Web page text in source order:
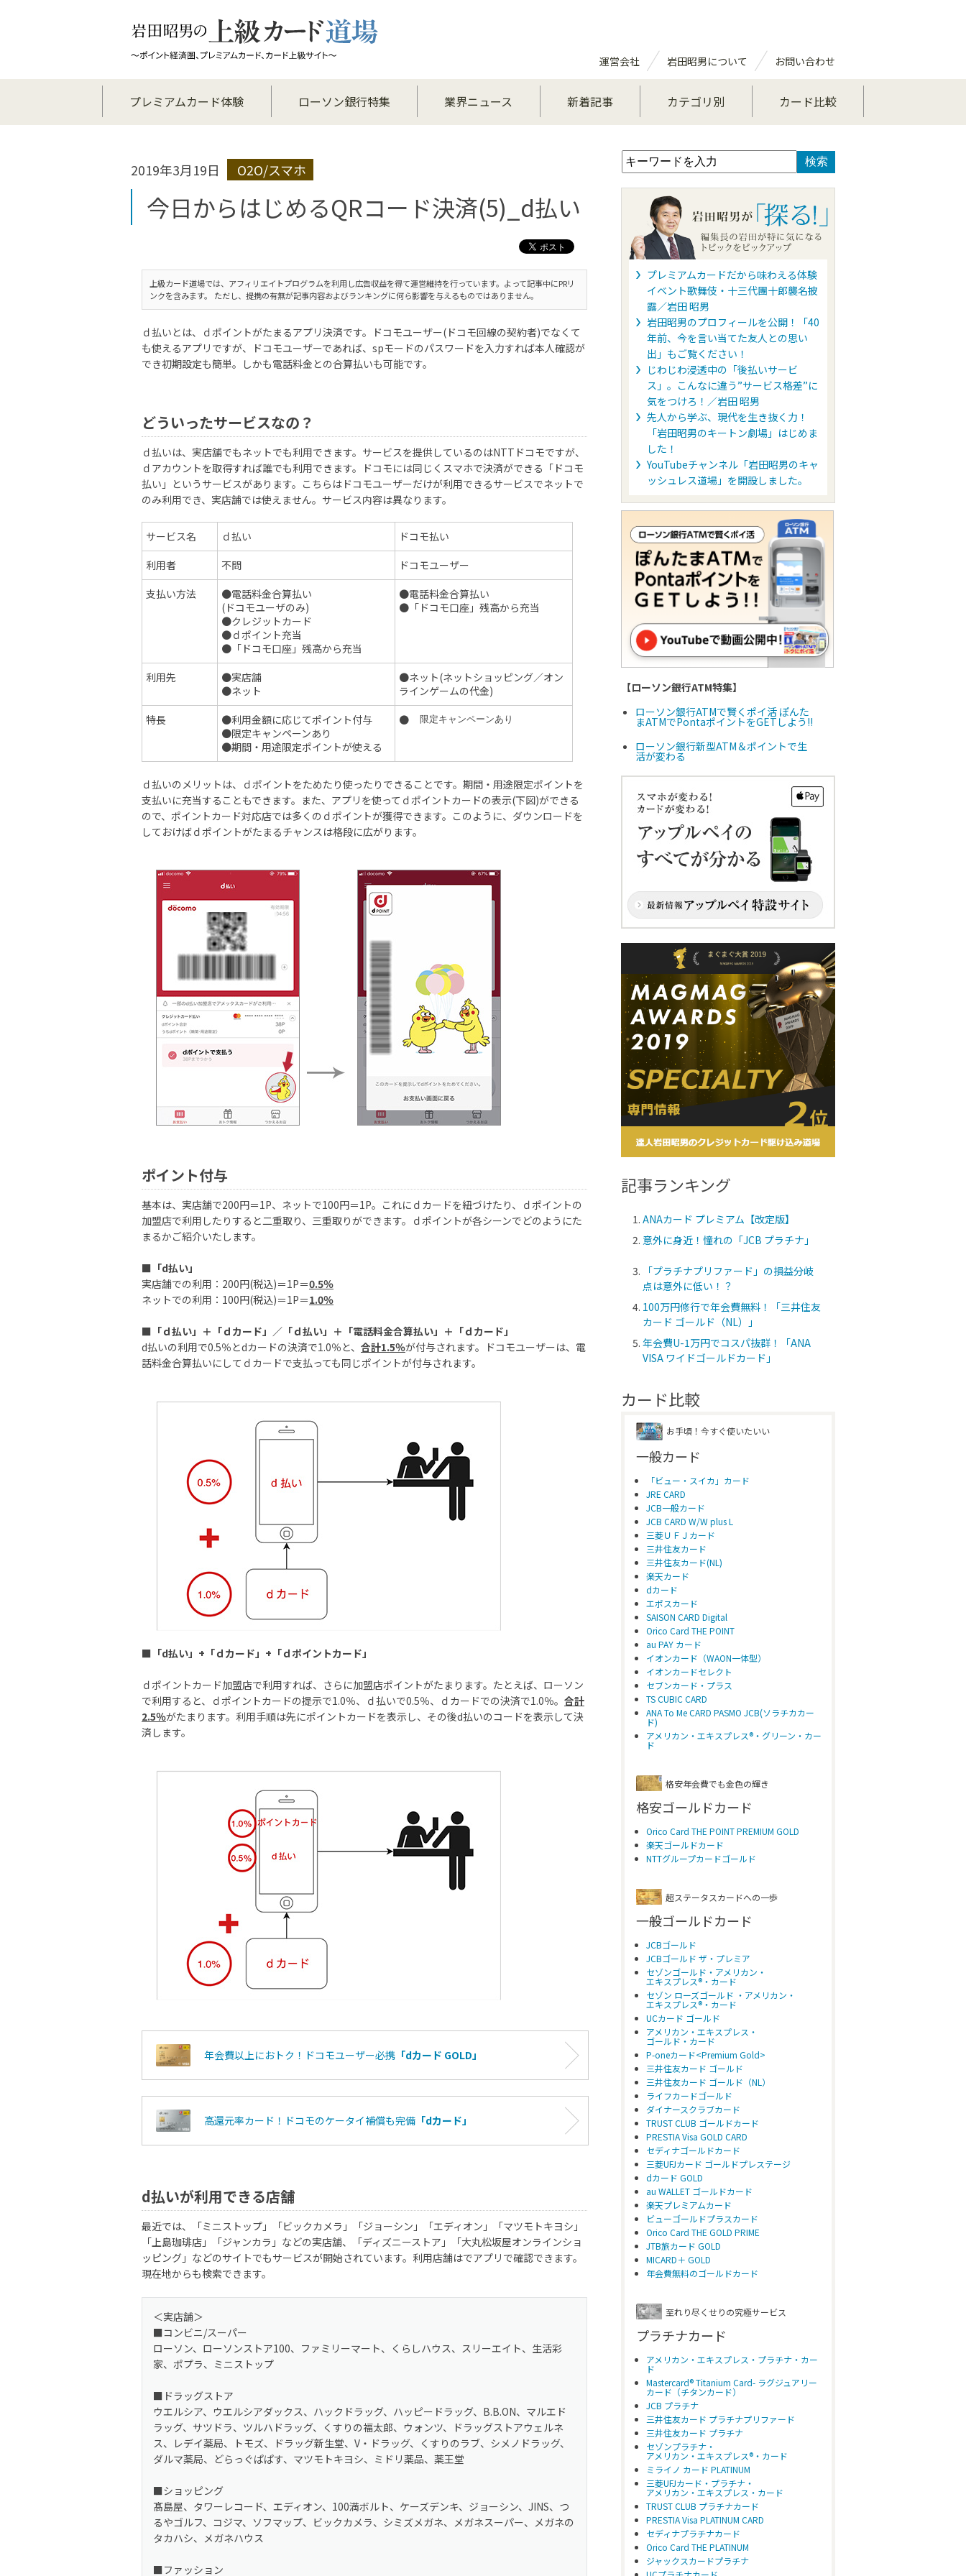
運営会社 岩田昭男について お問い合わせ
プレミアムカード体験 ローソン銀行特集 業界ニュース 新着記事 カテゴリ別 カード比較
2019年3月19日 O2O/スマホ
今日からはじめるQRコード決済(5)_d払い
上級カード道場では、アフィリエイトプログラムを利用し広告収益を得て運営維持を行っています。よって記事中にPRリ
ンクを含みます。 ただし、提携の有無が記事内容およびランキングに何ら影響を与えるものではありません。
ｄ払いとは、ｄポイントがたまるアプリ決済です。ドコモユーザー(ドコモ回線の契約者)でなくて
も使えるアプリですが、ドコモユーザーであれば、spモードのパスワードを入力すれば本人確認が
でき初期設定も簡単。しかも電話料金との合算払いも可能です。
どういったサービスなの？
ｄ払いは、実店舗でもネットでも利用できます。サービスを提供しているのはNTTドコモですが、
ｄアカウントを取得すれば誰でも利用できます。ドコモには同じくスマホで決済ができる「ドコモ
払い」というサービスがあります。こちらはドコモユーザーだけが利用できるサービスでネットで
のみ利用でき、実店舗では使えません。サービス内容は異なります。
サービス名 ｄ払い
ドコモ払い
利用者
不問
ドコモユーザー
支払い方法
●電話料金合算払い
(ドコモユーザのみ)
●クレジットカード
●ｄポイント充当
●「ドコモ口座」残高から充当
●電話料金合算払い
●「ドコモ口座」残高から充当
利用先
●実店舗
●ネット
●ネット(ネットショッピング／オン
ラインゲームの代金)
特長
●利用金額に応じてポイント付与
●限定キャンペーンあり
●期間・用途限定ポイントが使える
● 限定キャンペーンあり
ｄ払いのメリットは、ｄポイントをためたり使ったりできることです。期間・用途限定ポイントを
支払いに充当することもできます。また、アプリを使ってｄポイントカードの表示(下図)ができる
ので、ポイントカード対応店では多くのｄポイントが獲得できます。このように、ダウンロードを
しておけばｄポイントがたまるチャンスは格段に広がります。
ポイント付与
基本は、実店舗で200円＝1P、ネットで100円＝1P。これにｄカードを紐づけたり、ｄポイントの
加盟店で利用したりすると二重取り、三重取りができます。ｄポイントが各シーンでどのようにた
まるかご紹介いたします。
■ 「d払い」
実店舗での利用：200円(税込)＝1P＝0.5％
ネットでの利用：100円(税込)＝1P＝1.0％
■ 「ｄ払い」＋「ｄカード」／「ｄ払い」＋「電話料金合算払い」＋「ｄカード」
d払いの利用で0.5％とdカードの決済で1.0％と、 合計1.5％が付与されます。ドコモユーザーは、電
話料金合算払いにしてｄカードで支払っても同じポイントが付与されます。
■ 「d払い」+「ｄカード」+「ｄポイントカード」
ｄポイントカード加盟店で利用すれば、さらに加盟店ポイントがたまります。たとえば、ローソン
で利用すると、ｄポイントカードの提示で1.0％、ｄ払いで0.5％、ｄカードでの決済で1.0％。 合計
2.5％がたまります。利用手順は先にポイントカードを表示し、その後d払いのコードを表示して決
済します。
年会費以上におトク！ドコモユーザー必携 「dカード GOLD」
高還元率カード！ドコモのケータイ補償も完備 「dカード」
d払いが利用できる店舗
最近では、「ミニストップ」「ビックカメラ」「ジョーシン」「エディオン」「マツモトキヨシ」
「上島珈琲店」「ジャンカラ」などの実店舗、「ディズニーストア」「大丸松坂屋オンラインショ
ッピング」などのサイトでもサービスが開始されています。利用店舗はでアプリで確認できます。
現在地からも検索できます。
＜実店舗＞
■コンビニ/スーパー
ローソン、ローソンストア100、ファミリーマート、くらしハウス、スリーエイト、生活彩
家、ポプラ、ミニストップ
■ドラッグストア
ウエルシア、ウエルシアダックス、ハックドラッグ、ハッピードラッグ、B.B.ON、マルエド
ラッグ、サツドラ、ツルハドラッグ、くすりの福太郎、ウォンツ、ドラッグストアウェルネ
ス、レデイ薬局、トモズ、ドラッグ新生堂、V・ドラッグ、くすりのラブ、シメノドラッグ、
ダルマ薬局、どらっぐぱぱす、マツモトキヨシ、ミドリ薬品、薬王堂
■ショッピング
髙島屋、タワーレコード、エディオン、100満ボルト、ケーズデンキ、ジョーシン、JINS、つ
るやゴルフ、コジマ、ソフマップ、ビックカメラ、シミズメガネ、メガネスーパー、メガネの
タカハシ、メガネハウス
■ファッション
プレミアムカードだから味わえる体験
イベント歌舞伎・十三代團十郎襲名披
露／岩田 昭男
岩田昭男のプロフィールを公開！「40
年前、今を言い当てた友人との思い
出」もご覧ください！
じわじわ浸透中の「後払いサービ
ス」。こんなに違う”サービス格差”に
気をつけろ！／岩田 昭男
先人から学ぶ、現代を生き抜く力！
「岩田昭男のキートン劇場」はじめま
した！
YouTubeチャンネル「岩田昭男のキャ
ッシュレス道場」を開設しました。
【ローソン銀行ATM特集】
ローソン銀行ATMで賢くポイ活 ぽんた
まATMでPontaポイントをGETしよう!!
ローソン銀行新型ATM＆ポイントで生
活が変わる
記事ランキング
ANAカード プレミアム【改定版】
意外に身近！憧れの「JCB プラチナ」
「プラチナプリファード」の損益分岐
点は意外に低い！？
100万円修行で年会費無料！「三井住友
カード ゴールド（NL）」
年会費U-1万円でコスパ抜群！「ANA
VISA ワイドゴールドカード」
カード比較
お手頃！今すぐ使いたいい
一般カード
「ビュー・スイカ」カード
JRE CARD
JCB一般カード
JCB CARD W/W plus L
三菱ＵＦＪカード
三井住友カード
三井住友カード(NL)
楽天カード
dカード
エポスカード
SAISON CARD Digital
Orico Card THE POINT
au PAY カード
イオンカード（WAON一体型）
イオンカードセレクト
セブンカード・プラス
TS CUBIC CARD
ANA To Me CARD PASMO JCB(ソラチカカー
ド)
アメリカン・エキスプレス®・グリーン・カー
ド
格安年会費でも金色の輝き
格安ゴールドカード
Orico Card THE POINT PREMIUM GOLD
楽天ゴールドカード
NTTグループカードゴールド
超ステータスカードへの一歩
一般ゴールドカード
JCBゴールド
JCBゴールド ザ・プレミア
セゾンゴールド・アメリカン・
エキスプレス®・カード
セゾン ローズゴールド ・アメリカン・
エキスプレス®・カード
UCカード ゴールド
アメリカン・エキスプレス・
ゴールド・カード
P-oneカード<Premium Gold>
三井住友カード ゴールド
三井住友カード ゴールド（NL）
ライフカードゴールド
ダイナースクラブカード
TRUST CLUB ゴールドカード
PRESTIA Visa GOLD CARD
セディナゴールドカード
三菱UFJカード ゴールドプレステージ
dカード GOLD
au WALLET ゴールドカード
楽天プレミアムカード
ビューゴールドプラスカード
Orico Card THE GOLD PRIME
JTB旅カード GOLD
MICARD＋ GOLD
年会費無料のゴールドカード
至れり尽くせりの究極サービス
プラチナカード
アメリカン・エキスプレス・プラチナ・カー
ド
Mastercard® Titanium Card- ラグジュアリー
カード（チタンカード）
JCB プラチナ
三井住友カード プラチナプリファード
三井住友カード プラチナ
セゾンプラチナ・
アメリカン・エキスプレス®・カード
ミライノ カード PLATINUM
三菱UFJカード・プラチナ・
アメリカン・エキスプレス・カード
TRUST CLUB プラチナカード
PRESTIA Visa PLATINUM CARD
セディナプラチナカード
Orico Card THE PLATINUM
ジャックスカードプラチナ